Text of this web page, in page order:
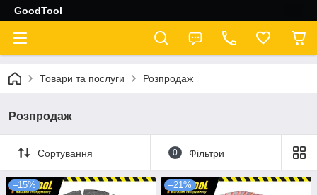
GoodTool
Товари та послуги Розпродаж
Розпродаж
Сортування 0 Фільтри
–15% –21%